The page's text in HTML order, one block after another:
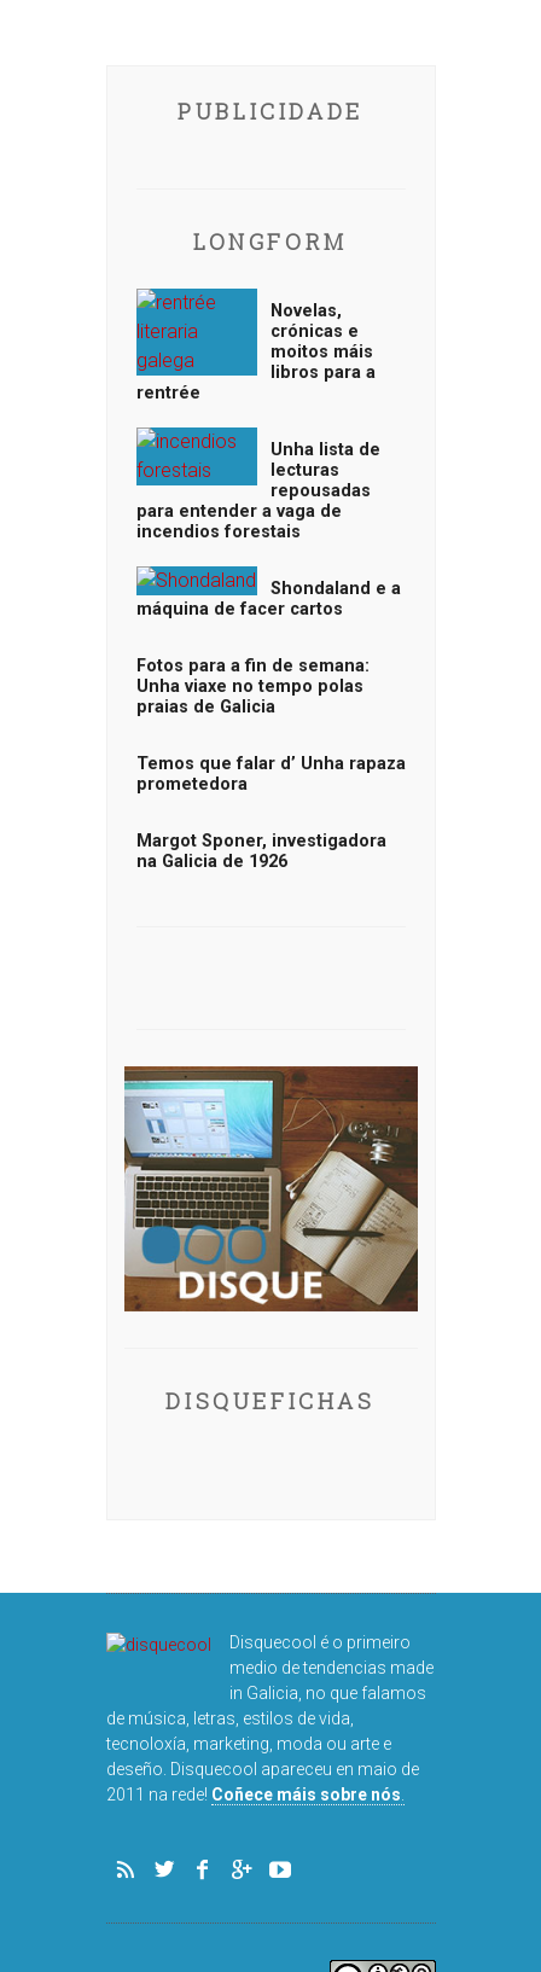
PUBLICIDADE
LONGFORM
Novelas,
crónicas e
moitos máis
libros para a
rentrée
Unha lista de
lecturas
repousadas
para entender a vaga de
incendios forestais
Shondaland e a
máquina de facer cartos
Fotos para a fin de semana:
Unha viaxe no tempo polas
praias de Galicia
Temos que falar d’ Unha rapaza
prometedora
Margot Sponer, investigadora
na Galicia de 1926
DISQUEFICHAS
Disquecool é o primeiro
medio de tendencias made
in Galicia, no que falamos
de música, letras, estilos de vida,
tecnoloxía, marketing, moda ou arte e
deseño. Disquecool apareceu en maio de
2011 na rede! Coñece máis sobre nós